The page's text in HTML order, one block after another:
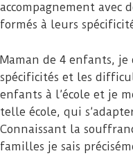
accompagnement avec
formés à leurs
Maman de 4 enfants,
spécificités et les
enfants à l’école et je
telle école, qui
Connaissant la
familles je sais